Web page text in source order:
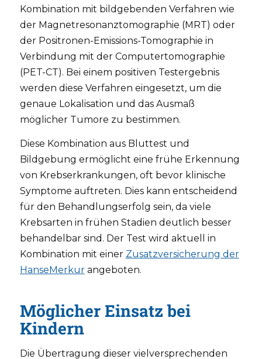
Kombination mit bildgebenden Verfahren wie
der Magnetresonanztomographie (MRT) oder
der Positronen-Emissions-Tomographie in
Verbindung mit der Computertomographie
(PET-CT). Bei einem positiven Testergebnis
werden diese Verfahren eingesetzt, um die
genaue Lokalisation und das Ausmaß
möglicher Tumore zu bestimmen.
Diese Kombination aus Bluttest und
Bildgebung ermöglicht eine frühe Erkennung
von Krebserkrankungen, oft bevor klinische
Symptome auftreten. Dies kann entscheidend
für den Behandlungserfolg sein, da viele
Krebsarten in frühen Stadien deutlich besser
behandelbar sind. Der Test wird aktuell in
Kombination mit einer Zusatzversicherung der
HanseMerkurangeboten.
Möglicher Einsatz bei
Kindern
Die Übertragung dieser vielversprechenden